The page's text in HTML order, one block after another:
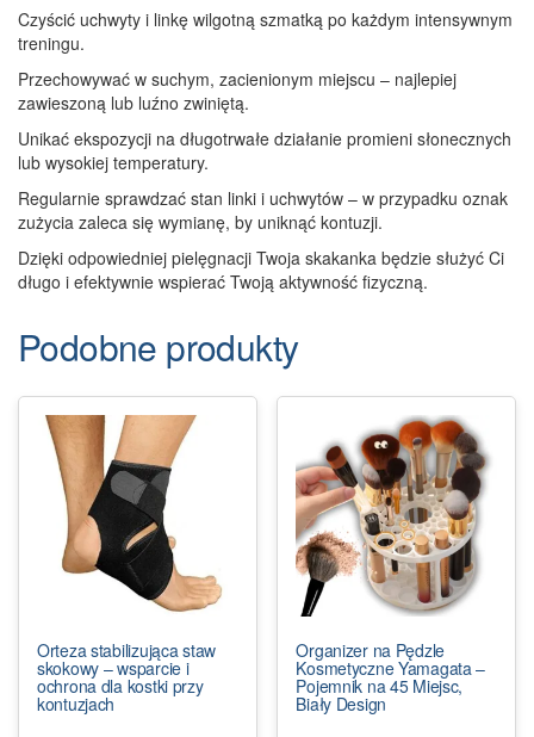
Czyścić uchwyty i linkę wilgotną szmatką po każdym intensywnym
treningu.
Przechowywać w suchym, zacienionym miejscu – najlepiej
zawieszoną lub luźno zwiniętą.
Unikać ekspozycji na długotrwałe działanie promieni słonecznych
lub wysokiej temperatury.
Regularnie sprawdzać stan linki i uchwytów – w przypadku oznak
zużycia zaleca się wymianę, by uniknąć kontuzji.
Dzięki odpowiedniej pielęgnacji Twoja skakanka będzie służyć Ci
długo i efektywnie wspierać Twoją aktywność fizyczną.
Podobne produkty
Orteza stabilizująca staw
skokowy – wsparcie i
ochrona dla kostki przy
kontuzjach
Organizer na Pędzle
Kosmetyczne Yamagata –
Pojemnik na 45 Miejsc,
Biały Design